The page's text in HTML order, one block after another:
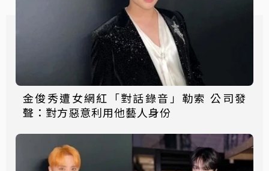
金俊秀遭女網紅「對話錄音」勒索 公司發
聲：對方惡意利用他藝人身份